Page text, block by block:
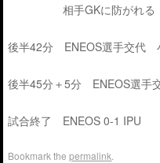
相手GKに防がれる
後半42分 ENEOS選手交代
後半45分＋5分 ENEOS選
試合終了 ENEOS 0-1 IPU
Bookmark thepermalink